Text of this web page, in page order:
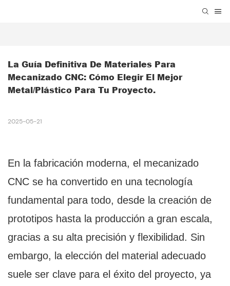
La Guía Definitiva De Materiales Para
Mecanizado CNC: Cómo Elegir El Mejor
Metal/plástico Para Tu Proyecto.
2025-05-21
En la fabricación moderna, el mecanizado
CNC se ha convertido en una tecnología
fundamental para todo, desde la creación de
prototipos hasta la producción a gran escala,
gracias a su alta precisión y flexibilidad. Sin
embargo, la elección del material adecuado
suele ser clave para el éxito del proyecto, ya